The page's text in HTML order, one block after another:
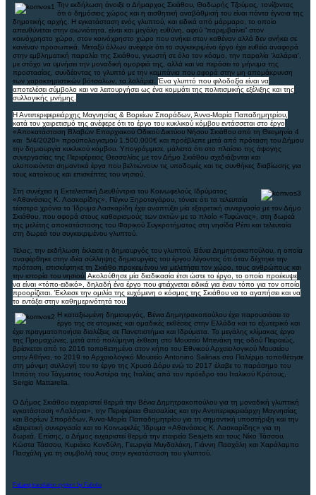
Την εκδήλωση άνοιξε ο Δήμαρχος Σκιάθου, Θοδωρής Τζούμας, τονίζοντας
ότι ο δημόσιος χώρος και η αισθητική αναβάθμισή του είναι πάντα έγνοια της
δημοτικής αρχής. Η εγκατάσταση ενός γλυπτού, και ειδικά από μάρμαρο, το οποίο
απευθύνεται στην αιωνιότητα, είναι και μεγάλη ευθύνη, αφού “παρεμβαίνει” στον
κοινόχρηστο χώρο, στον κοινόχρηστο χώρο που ανήκει στον καθέναν αλλά δεν ανήκει σε
κανέναν προσωπικά. Μεταξύ άλλων ανέφερε ότι το συγκεκριμένο έργο έχει ευθεία αναφορά
στην εμβληματική παραλία της Σκιάθου, γνωστή σε όλο τον κόσμο, την παραλία ‘λαλάρια’,
με στόχο να υμνήσει την μοναδική ομορφιά της, αλλά και να περάσει το μήνυμα της
προστασίας, συνδέοντας το γλυπτό με την καμπάνια που αφορά στην μη απομάκρυνση
των χαρακτηριστικών βότσαλων, τα λαλάρια.
Ένα γλυπτό που φιλοδοξία είναι να
αποτελέσει σύμβολο και να λειτουργήσει ως ένα κομμάτι της πολιτισμικής εξέλιξης και της
συλλογικής μνήμης.
Η Αντιπεριφερειάρχης Μαγνησίας & Βορείων Σποράδων, Άννα-Μαρία Παπαδημητρίου,
κατά τον χαιρετισμό της ανέφερε ότι το έργο του κυκλικού κόμβου εντάσσεται στο έργο
«Αποκατάσταση Βλαβών Επαρχιακού Οδικού Δικτύου Νήσου Σκιάθου από τη Θεομηνία 4
και 5/4/2020» προϋπολογισμού 1.500.000€ και προέβλεπε μετά από πρόταση του Δήμου
την δημιουργία κυκλικού κόμβου. Υπογράμμισε, μάλιστα ότι στο πλαίσιο της άψογης
συνεργασίας της Περιφέρειας Θεσσαλίας με τον Δήμο Σκιάθου σχεδιάζονται και
υλοποιούνται σημαντικά έργα που βελτιώνουν τις υποδομές και τις συνθήκες διαβίωσης για
τους κατοίκους και επισκέπτες του νησιού.
Στη συνέχεια η Εκτελεστική Διευθύντρια του Κοινωφελούς Ιδρύματος
«Αθανάσιος Κ. Λασκαρίδης», Πέγκυ Ξηροταγάρου, τόνισε ότι τα τελευταία
τέσσερα χρόνια το Ίδρυμα Λασκαρίδη έχει αναπτύξει μία εξαιρετική συνεργασία με τον Δήμο
Σκιάθου, που αφορά στους καθαρισμούς των ακτών με το πλοίο «Τυφώνας», στη δωρεά
της μελέτης αποκατάστασης του Φαρικού Συγκροτήματος στη νησίδα Ρέπι και τελευταία
στη δωρεά του συγκεκριμένου γλυπτού.
Τέλος, την εκδήλωση έκλεισε η δημιουργός του γλυπτού, Βένια Δημητρακοπούλου, η οποία
αναφέρθηκε στην ιδέα σύλληψης δημιουργίας του έργου λέγοντας ότι όταν δέχτηκε την
πρόταση, επισκέφτηκε τη Σκιάθο προκειμένου να μελετήσει τον χώρο, τους ανθρώπους και
την ιστορία του νησιού. Ακολούθησε μία διαδικασία έτσι ώστε το έργο, το οποίο προέκυψε
να είναι «τόπο-ειδικό», δηλαδή ένα έργο που φτιάχνεται ειδικά για έναν τόπο για τον οποίο
προορίζεται. Έκλεισε την ομιλία της ευχόμενη ο κόσμος της Σκιάθου να το αγαπήσει και να
το εντάξει στην καθημερινότητά του.
Η καταξιωμένη δημιουργός, Βένια Δημητρακοπούλου έχει παρουσιάσει το
έργο της σε ατομικές και ομαδικές εκθέσεις στην Ελλάδα και το εξωτερικό και
έχει πραγματοποιήσει διαλέξεις σε Πανεπιστήμια και Ιδρύματα. Το μεγάλης κλίμακας έργο
της Προμαχώνες, μετά από πολύμηνη έκθεση στο Μουσείο Μπενάκη της οδού Πειραιώς,
βρίσκεται από το 2016 τοποθετημένο στον κήπο του Εθνικού Αρχαιολογικού Μουσείου
στην Αθήνα, το 2019 το Αρχαιολογικό Μουσείο Antonino Salinas στο Παλέρμο τοποθέτησε
στη μόνιμη συλλογή του το έργο της Χρυσό Δόρυ ενώ το 2017 έλαβε το παράσημο του
Ιππότη του Τάγματος του Αστέρα της Ιταλίας από τον πρόεδρο του Ιταλικού Κράτους,
Sergio Mattarella
Ο Δήμος Σκιάθου ευχαριστεί θερμά την Βένια Δημητρακοπούλου για τη μοναδική γλυπτική
εγκατάσταση «Λαλάρια», την Περιφέρεια Θεσσαλίας και την Αντιπεριφερειάρχη Μαγνησίας
και Βορίων Σποράδων, Άννα-Μαρία Παπαδημητρίου για τη σημαντική υποστήριξη και την
εξαιρετική συνεργασία και το Κοινωφελές Ίδρυμα «Αθανάσιος Κ. Λασκαρίδης» για τη
δωρεά. Επίσης, ο Δήμος ευχαριστεί θερμά την εταιρεία Seajets και τους Νίκο Τάσσου,
Κώστα Τάσσου, Κυριάκο Κονδύλη, Γεωργία Μυγδαλάκη, Γιάννη Πασχάλη και Χαράλαμπο
Πασχάλη για τη συμβολή τους στην εγκατάσταση του γλυπτού.
FaLang translation system by Faboba